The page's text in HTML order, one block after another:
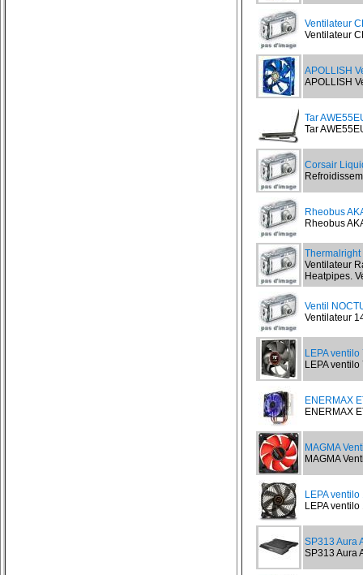
Ventilateur
Ventilateur
APOLLISH
APOLLISH
Tar
Tar
Corsair
Rheobus
Rheobus
Ventilateur
Heatpipes.
Ventil
Ventilateur
LEPA
LEPA
ENERMAX
ENERMAX
MAGMA
MAGMA
LEPA
LEPA
SP313 Aura
SP313 Aura